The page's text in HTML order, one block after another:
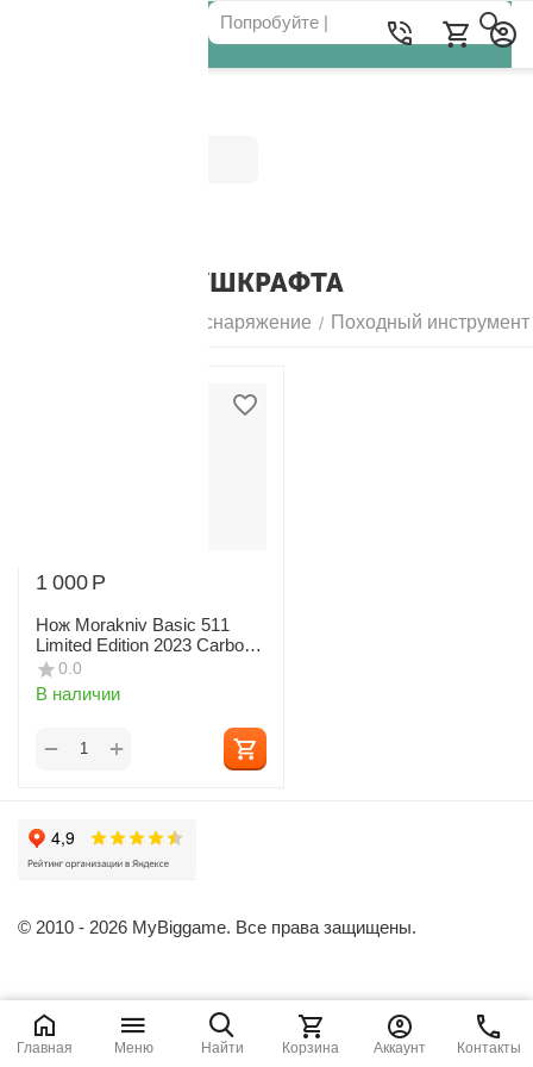
НОЖИ ДЛЯ БУШКРАФТА
Походное снаряжение / Походный инструмент
1 000 Р
Нож Morakniv Basic 511
Limited Edition 2023 Carbon
Steel
0.0
В наличии
+
−
© 2010 - 2026 MyBiggame. Все права защищены.
Главная Меню Найти Корзина Аккаунт Контакты